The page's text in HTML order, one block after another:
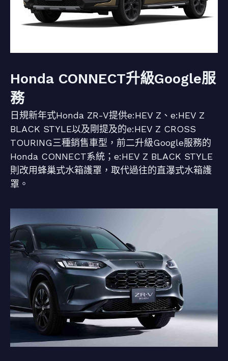
Honda CONNECT升級Google服
務
日規新年式Honda ZR-V提供e:HEV Z、e:HEV Z
BLACK STYLE以及剛提及的e:HEV Z CROSS
TOURING三種銷售車型，前二升級Google服務的
Honda CONNECT系統；e:HEV Z BLACK STYLE
則改用蜂巢式水箱護罩，取代過往的直瀑式水箱護
罩。